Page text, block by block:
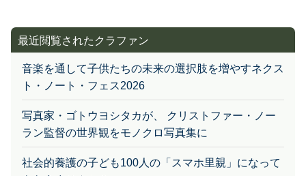
音楽を通して子供たちの未来の選択肢を増やすネクス
ト・ノート・フェス2026
写真家・ゴトウヨシタカが、 クリストファー・ノー
ラン監督の世界観をモノクロ写真集に
社会的養護の子ども100人の「スマホ里親」になって
もらえませんか？